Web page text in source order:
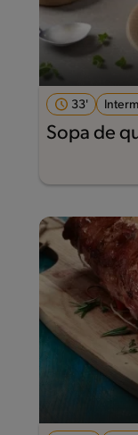
33'
Sopa de